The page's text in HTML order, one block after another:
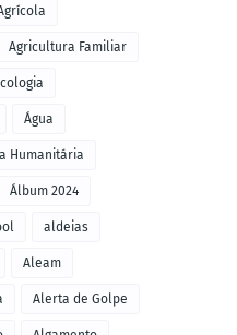
Agricultura Familiar
Água
Humanitária
Álbum 2024
aldeias
Aleam
Alerta de Golpe